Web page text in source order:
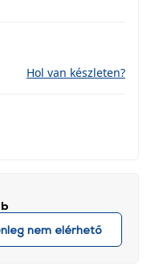
Hol van készleten?
nem elérhető